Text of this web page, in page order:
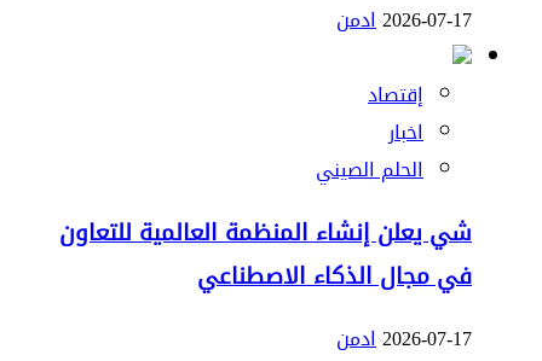
2026-07-17ادمن
إقتصاد
اخبار
الحلم الصيني
شي يعلن إنشاء المنظمة العالمية للتعاون
في مجال الذكاء الاصطناعي
2026-07-17ادمن